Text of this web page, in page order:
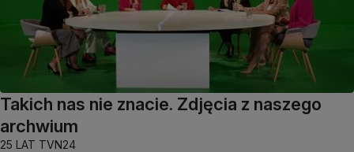
Takich nas nie znacie. Zdjęcia z naszego
archwium
25 LAT TVN24